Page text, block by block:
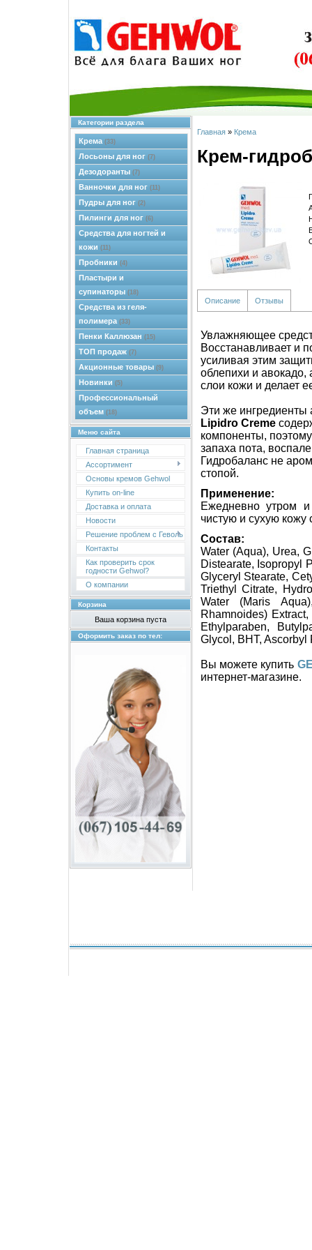
Категории раздела
Крема (33)
Лосьоны для ног (7)
Дезодоранты (7)
Ванночки для ног (11)
Пудры для ног (2)
Пилинги для ног (6)
Средства для ногтей и
кожи (11)
Пробники (4)
Пластыри и
супинаторы (18)
Средства из геля-
полимера (33)
Пенки Каллюзан (15)
ТОП продаж (7)
Акционные товары (9)
Новинки (5)
Профессиональный
объем (18)
Меню сайта
Главная страница
Ассортимент
Основы кремов Gehwol
Купить on-line
Доставка и оплата
Новости
Решение проблем с Геволь
Контакты
Как проверить срок
годности Gehwol?
О компании
Корзина
Ваша корзина пуста
Оформить заказ по тел:
Главная » Крема
Крем-
Описание Отзывы
Увлажняющее
Восстанавливает и
усиливая этим
облепихи и авокадо,
слои кожи и делает
Эти же ингредиенты
Lipidro Creme
компоненты,
запаха пота,
Гидробаланс не
стопой.
Применение:
Ежедневно утром
чистую и сухую кожу
Состав:
Water (Aqua), Urea,
Distearate, Isopropyl
Glyceryl Stearate,
Triethyl Citrate,
Water (Maris
Rhamnoides)
Ethylparaben,
Glycol, BHT, Ascorbyl
Вы можете купить
интернет-магазине.